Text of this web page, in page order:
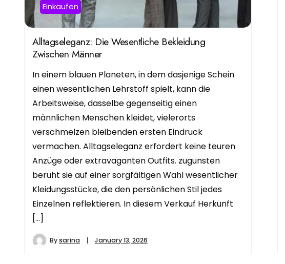
Einkaufen
Alltagseleganz: Die Wesentliche Bekleidung
Zwischen Männer
In einem blauen Planeten, in dem dasjenige Schein
einen wesentlichen Lehrstoff spielt, kann die
Arbeitsweise, dasselbe gegenseitig einen
männlichen Menschen kleidet, vielerorts
verschmelzen bleibenden ersten Eindruck
vermachen. Alltagseleganz erfordert keine teuren
Anzüge oder extravaganten Outfits. zugunsten
beruht sie auf einer sorgfältigen Wahl wesentlicher
Kleidungsstücke, die den persönlichen Stil jedes
Einzelnen reflektieren. In diesem Verkauf Herkunft
[…]
Bysarina January 13, 2026